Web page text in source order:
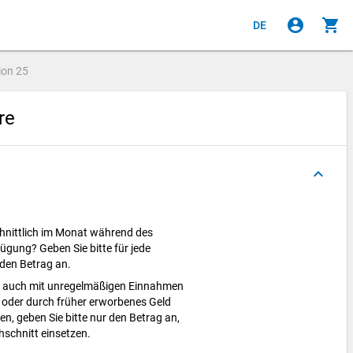
DE account_circle shopping_cart
25
keyboard_arrow_up
im Monat während des
Geben Sie bitte für jede
Betrag an.
mit unregelmäßigen Einnahmen
durch früher erworbenes Geld
geben Sie bitte nur den Betrag an,
einsetzen.